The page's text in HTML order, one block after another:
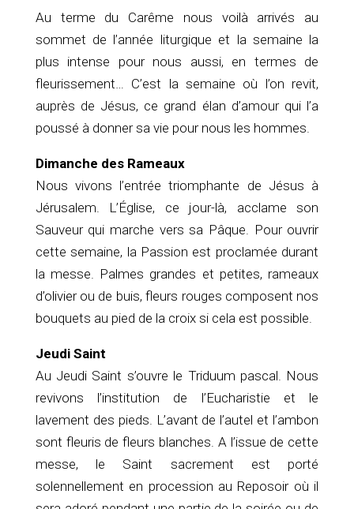
Au terme du Carême nous voilà arrivés au
sommet de l’année liturgique et la semaine la
plus intense pour nous aussi, en termes de
fleurissement… C’est la semaine où l’on revit,
auprès de Jésus, ce grand élan d’amour qui l’a
poussé à donner sa vie pour nous les hommes.
Dimanche des Rameaux
Nous vivons l’entrée triomphante de Jésus à
Jérusalem. L’Église, ce jour-là, acclame son
Sauveur qui marche vers sa Pâque. Pour ouvrir
cette semaine, la Passion est proclamée durant
la messe. Palmes grandes et petites, rameaux
d’olivier ou de buis, fleurs rouges composent nos
bouquets au pied de la croix si cela est possible.
Jeudi Saint
Au Jeudi Saint s’ouvre le Triduum pascal. Nous
revivons l’institution de l’Eucharistie et le
lavement des pieds. L’avant de l’autel et l’ambon
sont fleuris de fleurs blanches. A l’issue de cette
messe, le Saint sacrement est porté
solennellement en procession au Reposoir où il